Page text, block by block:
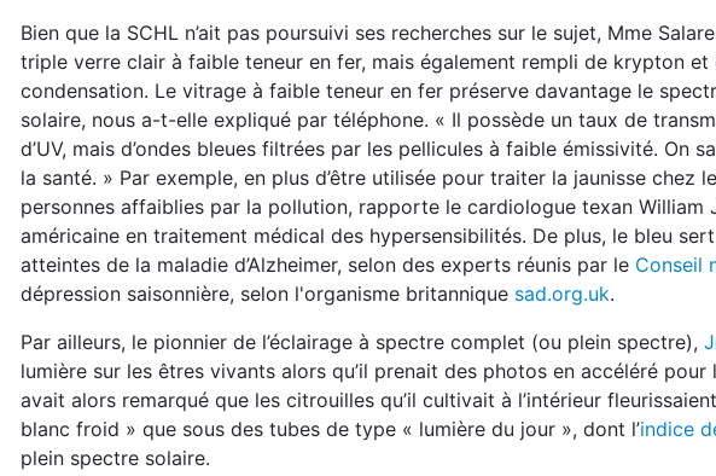
Bien que la SCHL n’ait pas poursuivi ses recherches sur le sujet, Mme
triple verre clair à faible teneur en fer, mais également rempli de krypton
condensation. Le vitrage à faible teneur en fer préserve davantage le
solaire, nous a-t-elle expliqué par téléphone. « Il possède un taux de
d’UV, mais d’ondes bleues filtrées par les pellicules à faible émissivité.
la santé. » Par exemple, en plus d’être utilisée pour traiter la jaunisse chez
personnes affaiblies par la pollution, rapporte le cardiologue texan William
américaine en traitement médical des hypersensibilités. De plus, le bleu
atteintes de la maladie d’Alzheimer, selon des experts réunis par le Conseil
dépression saisonnière, selon l'organisme britannique sad.org.uk.
Par ailleurs, le pionnier de l’éclairage à spectre complet (ou plein spectre),
lumière sur les êtres vivants alors qu’il prenait des photos en accéléré pour
avait alors remarqué que les citrouilles qu’il cultivait à l’intérieur
blanc froid » que sous des tubes de type « lumière du jour », dont l’indice
plein spectre solaire.